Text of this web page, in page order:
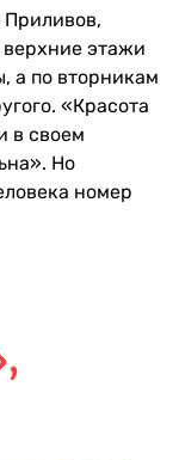
Приливов,
этажи
а по вторникам
«Красота
в своем
Но
номер